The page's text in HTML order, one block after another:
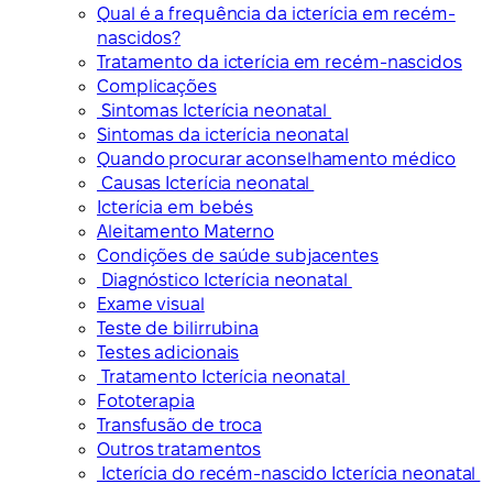
Qual é a frequência da icterícia em recém-
nascidos?
Tratamento da icterícia em recém-nascidos
Complicações
Sintomas Icterícia neonatal
Sintomas da icterícia neonatal
Quando procurar aconselhamento médico
Causas Icterícia neonatal
Icterícia em bebés
Aleitamento Materno
Condições de saúde subjacentes
Diagnóstico Icterícia neonatal
Exame visual
Teste de bilirrubina
Testes adicionais
Tratamento Icterícia neonatal
Fototerapia
Transfusão de troca
Outros tratamentos
Icterícia do recém-nascido Icterícia neonatal